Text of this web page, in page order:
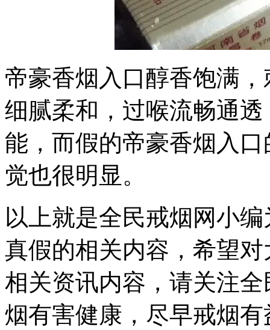
帝豪香烟入口醇香饱满
细腻柔和，过喉流畅通
能，而假的帝豪香烟入
觉也很明显。
以上就是全民戒烟网小
真假的相关内容，希望
相关资讯内容，请关注
烟有害健康，尽早戒烟